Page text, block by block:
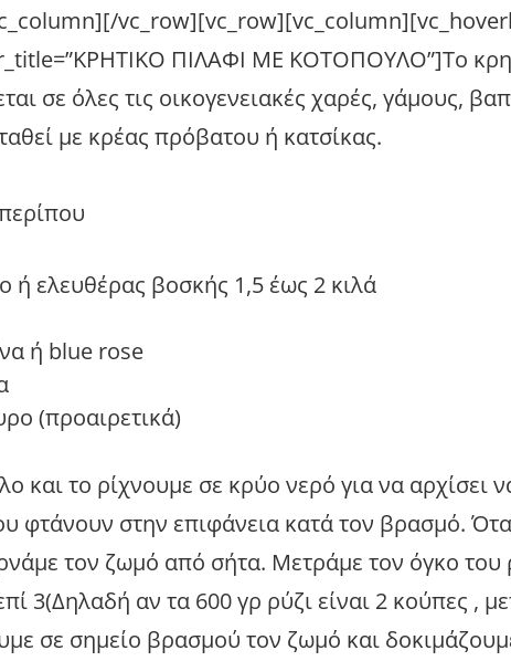
ΠΙΛΑΦΙ ΜΕ ΚΟΤΟΠΟΥΛΟ”]Το
σε όλες τις οικογενειακές χαρές, γάμους,
με κρέας πρόβατου ή κατσίκας.
ή ελευθέρας βοσκής 1,5 έως 2 κιλά
ή blue rose
(προαιρετικά)
και το ρίχνουμε σε κρύο νερό για να αρχίσει
φτάνουν στην επιφάνεια κατά τον βρασμό.
τον ζωμό από σήτα. Μετράμε τον όγκο του
3(Δηλαδή αν τα 600 γρ ρύζι είναι 2 κούπες ,
σε σημείο βρασμού τον ζωμό και